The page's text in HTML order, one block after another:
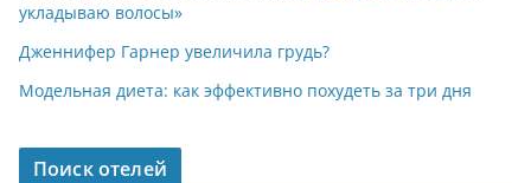
укладываю волосы»
Дженнифер Гарнер увеличила грудь?
Модельная диета: как эффективно похудеть за три дня
Поиск отелей